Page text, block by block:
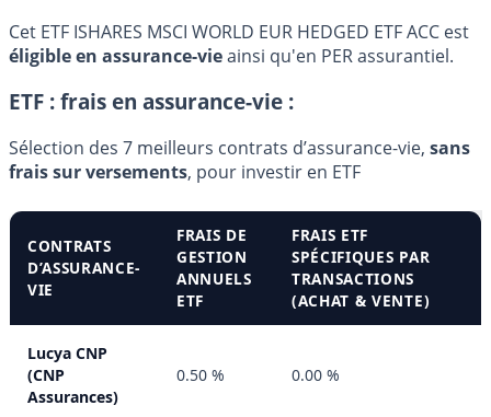
Cet ETF ISHARES MSCI WORLD EUR HEDGED ETF ACC est
éligible en assurance-vieainsi qu'en PER assurantiel.
ETF : frais en assurance-vie :
Sélection des 7 meilleurs contrats d’assurance-vie, sans
frais sur versements, pour investir en ETF
CONTRATS
D’ASSURANCE-
VIE
FRAIS DE
GESTION
ANNUELS
ETF
FRAIS ETF
SPÉCIFIQUES PAR
TRANSACTIONS
(ACHAT & VENTE)
Lucya CNP
(CNP
Assurances)
0.50 % 0.00 %